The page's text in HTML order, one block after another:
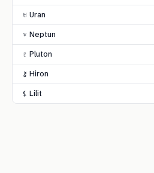
♅ Uran
♆ Neptun
♇ Pluton
⚷ Hiron
⚸ Lilit